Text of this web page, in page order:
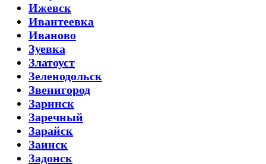
Ижевск
Ивантеевка
Иваново
Зуевка
Златоуст
Зеленодольск
Звенигород
Заринск
Заречный
Зарайск
Заинск
Задонск